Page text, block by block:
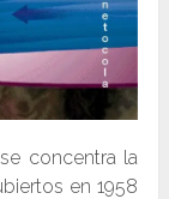
concentra la
en 1958